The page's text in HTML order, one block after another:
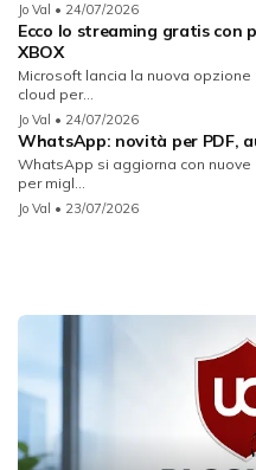
Jo Val • 24/07/2026
Ecco lo streaming gratis con
XBOX
Microsoft lancia la nuova
cloud per...
Jo Val • 24/07/2026
WhatsApp: novità per PDF,
WhatsApp si aggiorna con
per migl...
Jo Val • 23/07/2026